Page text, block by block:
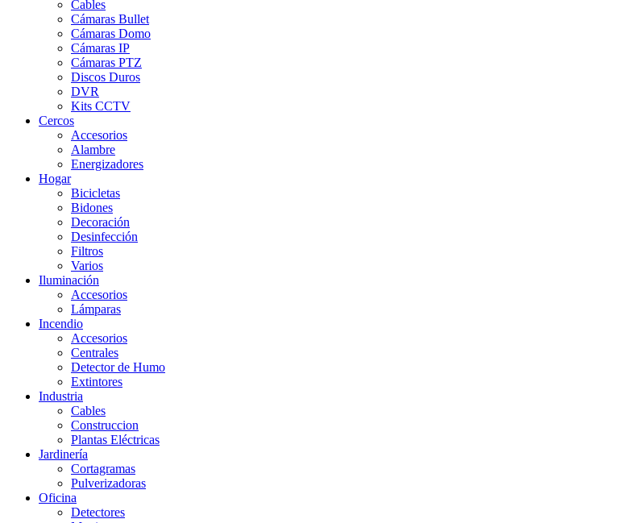
Cables
Cámaras Bullet
Cámaras Domo
Cámaras IP
Cámaras PTZ
Discos Duros
DVR
Kits CCTV
Cercos
Accesorios
Alambre
Energizadores
Hogar
Bicicletas
Bidones
Decoración
Desinfección
Filtros
Varios
Iluminación
Accesorios
Lámparas
Incendio
Accesorios
Centrales
Detector de Humo
Extintores
Industria
Cables
Construccion
Plantas Eléctricas
Jardinería
Cortagramas
Pulverizadoras
Oficina
Detectores